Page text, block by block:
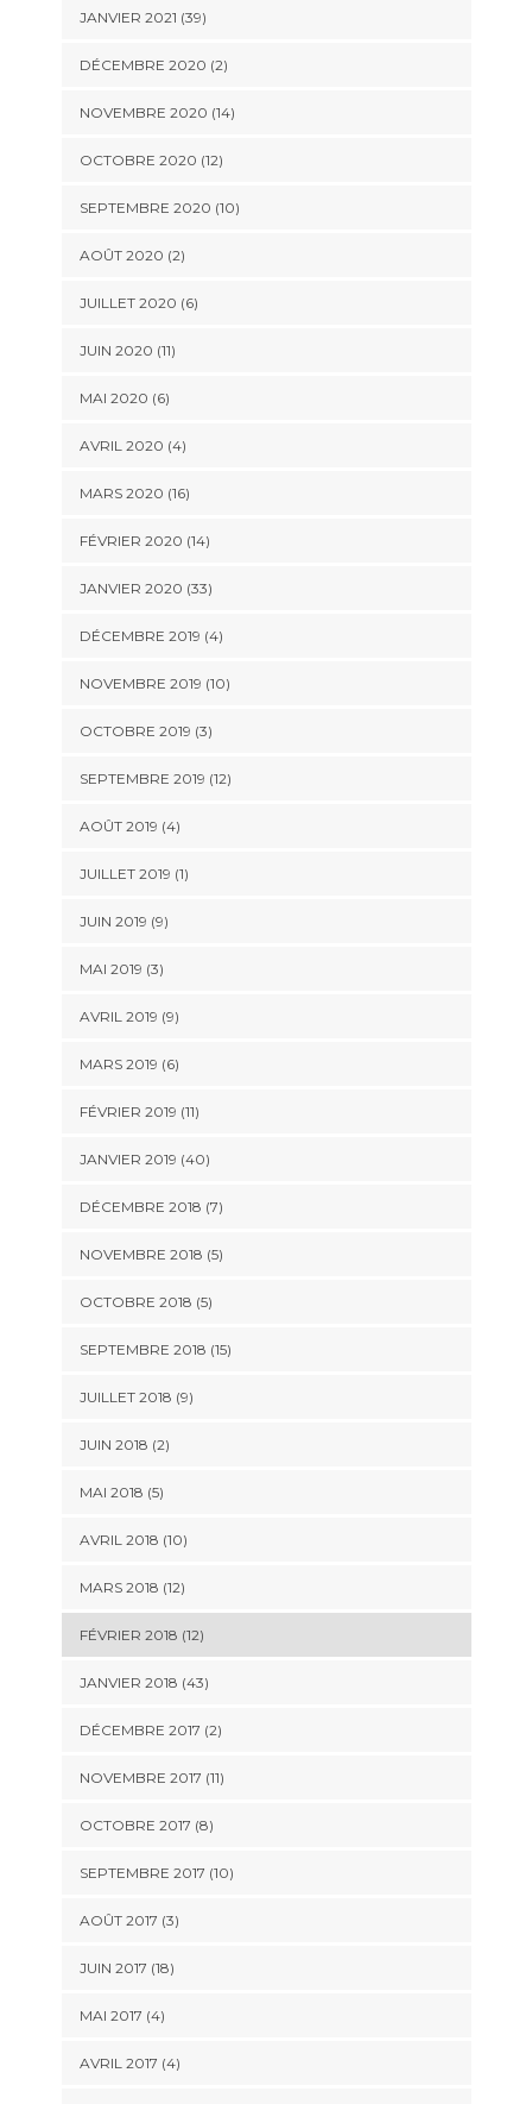
JANVIER 2021 (39)
DÉCEMBRE 2020 (2)
NOVEMBRE 2020 (14)
OCTOBRE 2020 (12)
SEPTEMBRE 2020 (10)
AOÛT 2020 (2)
JUILLET 2020 (6)
JUIN 2020 (11)
MAI 2020 (6)
AVRIL 2020 (4)
MARS 2020 (16)
FÉVRIER 2020 (14)
JANVIER 2020 (33)
DÉCEMBRE 2019 (4)
NOVEMBRE 2019 (10)
OCTOBRE 2019 (3)
SEPTEMBRE 2019 (12)
AOÛT 2019 (4)
JUILLET 2019 (1)
JUIN 2019 (9)
MAI 2019 (3)
AVRIL 2019 (9)
MARS 2019 (6)
FÉVRIER 2019 (11)
JANVIER 2019 (40)
DÉCEMBRE 2018 (7)
NOVEMBRE 2018 (5)
OCTOBRE 2018 (5)
SEPTEMBRE 2018 (15)
JUILLET 2018 (9)
JUIN 2018 (2)
MAI 2018 (5)
AVRIL 2018 (10)
MARS 2018 (12)
FÉVRIER 2018 (12)
JANVIER 2018 (43)
DÉCEMBRE 2017 (2)
NOVEMBRE 2017 (11)
OCTOBRE 2017 (8)
SEPTEMBRE 2017 (10)
AOÛT 2017 (3)
JUIN 2017 (18)
MAI 2017 (4)
AVRIL 2017 (4)